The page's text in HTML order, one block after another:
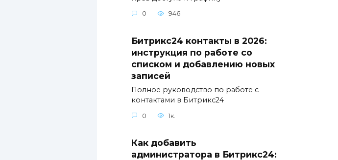
0 946
Битрикс24 контакты в 2026:
инструкция по работе со
списком и добавлению новых
записей
Полное руководство по работе с
контактами в Битрикс24
0 1к.
Как добавить
администратора в Битрикс24: